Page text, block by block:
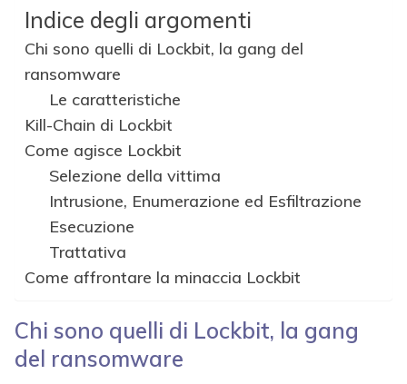
Indice degli argomenti
Chi sono quelli di Lockbit, la gang del
ransomware
Le caratteristiche
Kill-Chain di Lockbit
Come agisce Lockbit
Selezione della vittima
Intrusione, Enumerazione ed Esfiltrazione
Esecuzione
Trattativa
Come affrontare la minaccia Lockbit
Chi sono quelli di Lockbit, la gang
del ransomware